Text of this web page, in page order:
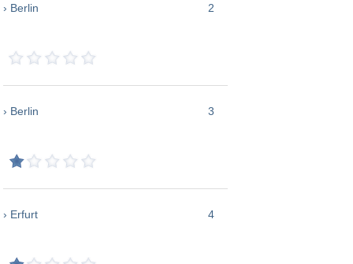
› Berlin 2
› Berlin 3
› Erfurt 4